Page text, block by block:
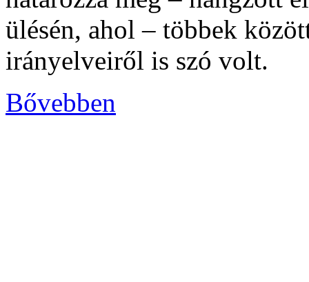
ülésén, ahol – többek
irányelveiről is szó volt.
Bővebben